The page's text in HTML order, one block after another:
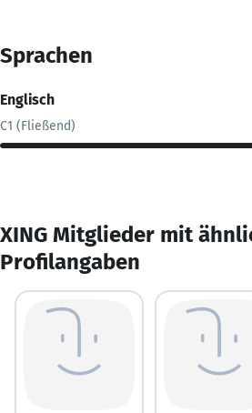
Sprachen
Englisch
C1 (Fließend)
XING Mitglieder mit
Profilangaben